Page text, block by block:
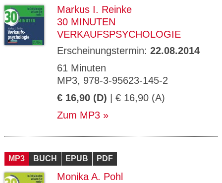
Markus I. Reinke
30 MINUTEN
VERKAUFSPSYCHOLOGIE
Erscheinungstermin: 22.08.2014
61 Minuten
MP3, 978-3-95623-145-2
€ 16,90 (D) | € 16,90 (A)
Zum MP3
MP3 BUCH EPUB PDF
Monika A. Pohl